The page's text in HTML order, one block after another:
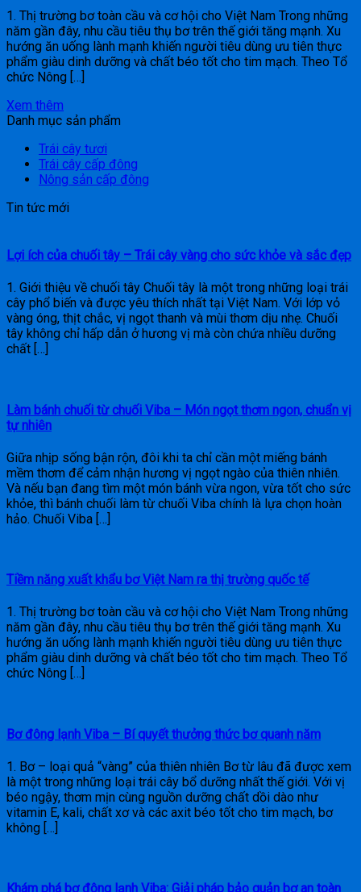
1. Thị trường bơ toàn cầu và cơ hội cho Việt Nam Trong những
năm gần đây, nhu cầu tiêu thụ bơ trên thế giới tăng mạnh. Xu
hướng ăn uống lành mạnh khiến người tiêu dùng ưu tiên thực
phẩm giàu dinh dưỡng và chất béo tốt cho tim mạch. Theo Tổ
chức Nông […]
Xem thêm
Danh mục sản phẩm
Trái cây tươi
Trái cây cấp đông
Nông sản cấp đông
Tin tức mới
Lợi ích của chuối tây – Trái cây vàng cho sức khỏe và sắc đẹp
1. Giới thiệu về chuối tây Chuối tây là một trong những loại trái
cây phổ biến và được yêu thích nhất tại Việt Nam. Với lớp vỏ
vàng óng, thịt chắc, vị ngọt thanh và mùi thơm dịu nhẹ. Chuối
tây không chỉ hấp dẫn ở hương vị mà còn chứa nhiều dưỡng
chất […]
Làm bánh chuối từ chuối Viba – Món ngọt thơm ngon, chuẩn vị
tự nhiên
Giữa nhịp sống bận rộn, đôi khi ta chỉ cần một miếng bánh
mềm thơm để cảm nhận hương vị ngọt ngào của thiên nhiên.
Và nếu bạn đang tìm một món bánh vừa ngon, vừa tốt cho sức
khỏe, thì bánh chuối làm từ chuối Viba chính là lựa chọn hoàn
hảo. Chuối Viba […]
Tiềm năng xuất khẩu bơ Việt Nam ra thị trường quốc tế
1. Thị trường bơ toàn cầu và cơ hội cho Việt Nam Trong những
năm gần đây, nhu cầu tiêu thụ bơ trên thế giới tăng mạnh. Xu
hướng ăn uống lành mạnh khiến người tiêu dùng ưu tiên thực
phẩm giàu dinh dưỡng và chất béo tốt cho tim mạch. Theo Tổ
chức Nông […]
Bơ đông lạnh Viba – Bí quyết thưởng thức bơ quanh năm
1. Bơ – loại quả “vàng” của thiên nhiên Bơ từ lâu đã được xem
là một trong những loại trái cây bổ dưỡng nhất thế giới. Với vị
béo ngậy, thơm mịn cùng nguồn dưỡng chất dồi dào như
vitamin E, kali, chất xơ và các axit béo tốt cho tim mạch, bơ
không […]
Khám phá bơ đông lạnh Viba: Giải pháp bảo quản bơ an toàn